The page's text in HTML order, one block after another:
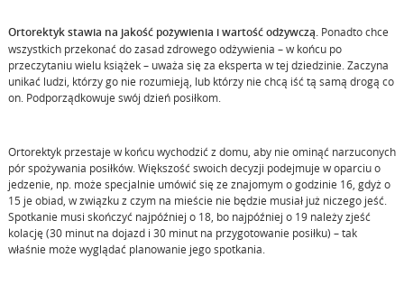
Ortorektyk stawia na jakość pożywienia i wartość odżywczą. Ponadto chce
wszystkich przekonać do zasad zdrowego odżywienia – w końcu po
przeczytaniu wielu książek – uważa się za eksperta w tej dziedzinie. Zaczyna
unikać ludzi, którzy go nie rozumieją, lub którzy nie chcą iść tą samą drogą co
on. Podporządkowuje swój dzień posiłkom.
Ortorektyk przestaje w końcu wychodzić z domu, aby nie ominąć narzuconych
pór spożywania posiłków. Większość swoich decyzji podejmuje w oparciu o
jedzenie, np. może specjalnie umówić się ze znajomym o godzinie 16, gdyż o
15 je obiad, w związku z czym na mieście nie będzie musiał już niczego jeść.
Spotkanie musi skończyć najpóźniej o 18, bo najpóźniej o 19 należy zjeść
kolację (30 minut na dojazd i 30 minut na przygotowanie posiłku) – tak
właśnie może wyglądać planowanie jego spotkania.